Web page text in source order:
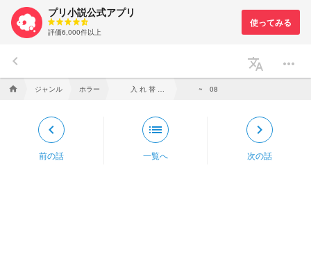
プリ小説公式アプリ
評価6,000件以上
keyboard_arrow_left translate more_horiz
home ジャンル ホラー ~ 08
keyboard_arrow_left
前の話
list
一覧へ
keyboard_arrow_right
次の話